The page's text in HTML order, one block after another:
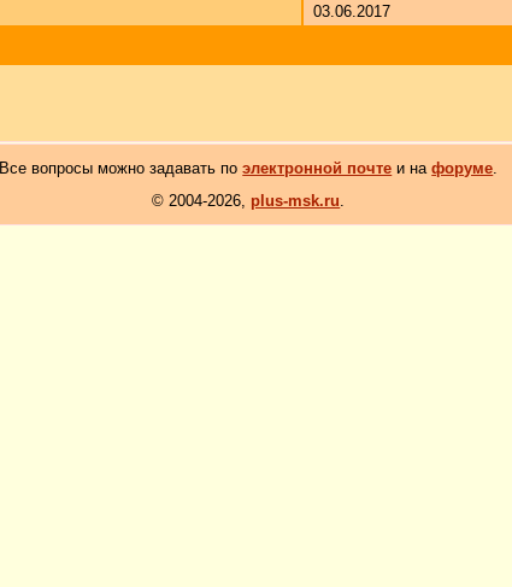
03.06.2017
Все вопросы можно задавать поэлектронной почте и нафоруме.
© 2004-2026, plus-msk.ru.